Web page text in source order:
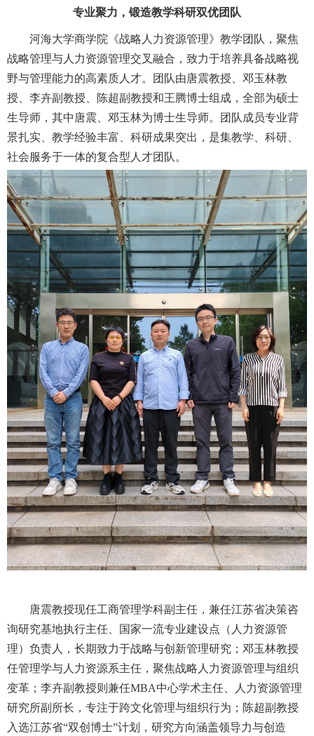
专业聚力，锻造教学科研双优团队
河海大学商学院《战略人力资源管理》教学团队，聚焦
战略管理与人力资源管理交叉融合，致力于培养具备战略视
野与管理能力的高素质人才。团队由唐震教授、邓玉林教
授、李卉副教授、陈超副教授和王腾博士组成，全部为硕士
生导师，其中唐震、邓玉林为博士生导师。团队成员专业背
景扎实、教学经验丰富、科研成果突出，是集教学、科研、
社会服务于一体的复合型人才团队。
唐震教授现任工商管理学科副主任，兼任江苏省决策咨
询研究基地执行主任、国家一流专业建设点（人力资源管
理）负责人，长期致力于战略与创新管理研究；邓玉林教授
任管理学与人力资源系主任，聚焦战略人力资源管理与组织
变革；李卉副教授则兼任MBA中心学术主任、人力资源管理
研究所副所长，专注于跨文化管理与组织行为；陈超副教授
入选江苏省“双创博士”计划，研究方向涵盖领导力与创造